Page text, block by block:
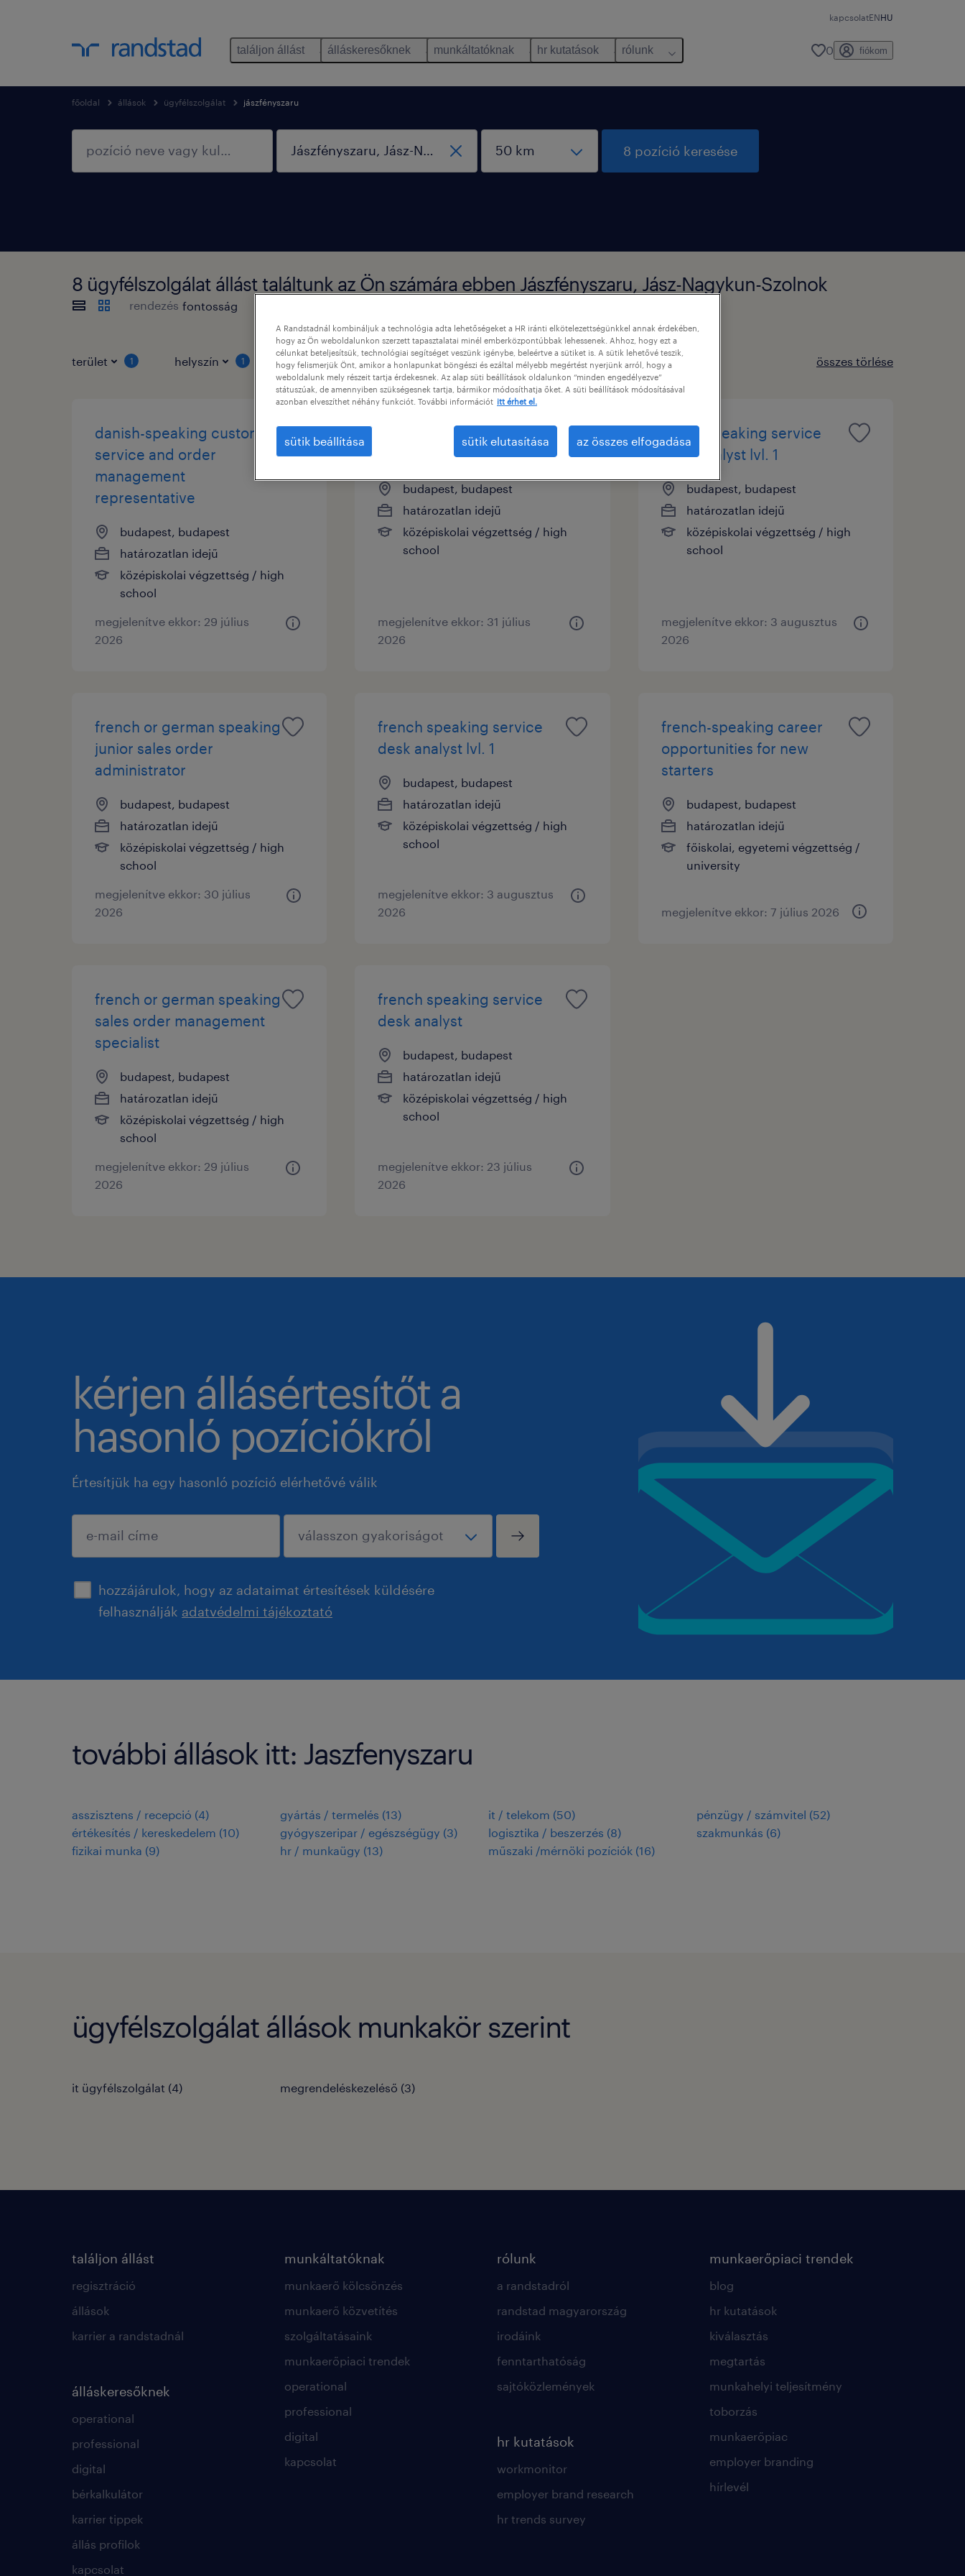
kapcsolatENHU
találjon állást álláskeresőknek munkáltatóknak hr kutatások rólunk 0 fiókom
főoldal állások ügyfélszolgálat jászfényszaru
8 pozíció keresése
8 ügyfélszolgálat állást találtunk az Ön számára ebben Jászfényszaru, Jász-Nagykun-Szolnok
rendezés
terület 1 helyszín 1 állás típusok összes törlése
danish-speaking customer
service and order
management
representative
budapest, budapest
határozatlan idejű
középiskolai végzettség / high
school
megjelenítve ekkor: 29 július
2026
italian speaking it service
desk analyst (level 1)
budapest, budapest
határozatlan idejű
középiskolai végzettség / high
school
megjelenítve ekkor: 31 július
2026
dutch speaking service
desk analyst lvl. 1
budapest, budapest
határozatlan idejű
középiskolai végzettség / high
school
megjelenítve ekkor: 3 augusztus
2026
french or german speaking
junior sales order
administrator
budapest, budapest
határozatlan idejű
középiskolai végzettség / high
school
megjelenítve ekkor: 30 július
2026
french speaking service
desk analyst lvl. 1
budapest, budapest
határozatlan idejű
középiskolai végzettség / high
school
megjelenítve ekkor: 3 augusztus
2026
french-speaking career
opportunities for new
starters
budapest, budapest
határozatlan idejű
főiskolai, egyetemi végzettség /
university
megjelenítve ekkor: 7 július 2026
french or german speaking
sales order management
specialist
budapest, budapest
határozatlan idejű
középiskolai végzettség / high
school
megjelenítve ekkor: 29 július
2026
french speaking service
desk analyst
budapest, budapest
határozatlan idejű
középiskolai végzettség / high
school
megjelenítve ekkor: 23 július
2026
kérjen állásértesítőt a
hasonló pozíciókról
Értesítjük ha egy hasonló pozíció elérhetővé válik
hozzájárulok, hogy az adataimat értesítések küldésére
felhasználják adatvédelmi tájékoztató
jóváhagyás
további állások itt: Jaszfenyszaru
asszisztens / recepció (4)
értékesítés / kereskedelem (10)
fizikai munka (9)
gyártás / termelés (13)
gyógyszeripar / egészségügy (3)
hr / munkaügy (13)
it / telekom (50)
logisztika / beszerzés (8)
műszaki /mérnöki pozíciók (16)
pénzügy / számvitel (52)
szakmunkás (6)
ügyfélszolgálat állások munkakör szerint
it ügyfélszolgálat (4) megrendeléskezeléső (3)
találjon állást
regisztráció
állások
karrier a randstadnál
álláskeresőknek
operational
professional
digital
bérkalkulátor
karrier tippek
állás profilok
kapcsolat
munkáltatóknak
munkaerő kölcsönzés
munkaerő közvetítés
szolgáltatásaink
munkaerőpiaci trendek
operational
professional
digital
kapcsolat
rólunk
a randstadról
randstad magyarország
irodáink
fenntarthatóság
sajtóközlemények
hr kutatások
workmonitor
employer brand research
hr trends survey
munkaerőpiaci trendek
blog
hr kutatások
kiválasztás
megtartás
munkahelyi teljesítmény
toborzás
munkaerőpiac
employer branding
hírlevél
A Randstadnál kombináljuk a technológia adta lehetőségeket a HR iránti elkötelezettségünkkel annak érdekében,
hogy az Ön weboldalunkon szerzett tapasztalatai minél emberközpontúbbak lehessenek. Ahhoz, hogy ezt a
célunkat beteljesítsük, technológiai segítséget veszünk igénybe, beleértve a sütiket is. A sütik lehetővé teszik,
hogy felismerjük Önt, amikor a honlapunkat böngészi és ezáltal mélyebb megértést nyerjünk arról, hogy a
weboldalunk mely részeit tartja érdekesnek. Az alap süti beállítások oldalunkon “minden engedélyezve”
státuszúak, de amennyiben szükségesnek tartja, bármikor módosíthatja őket. A süti beállítások módosításával
azonban elveszíthet néhány funkciót. További információt itt érhet el.
sütik beállítása sütik elutasítása az összes elfogadása